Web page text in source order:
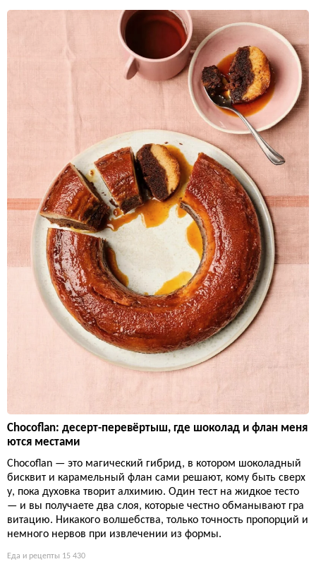
Chocoflan: десерт-перевёртыш, где шоколад и флан меня
ются местами
Chocoflan — это магический гибрид, в котором шоколадный
бисквит и карамельный флан сами решают, кому быть сверх
у, пока духовка творит алхимию. Один тест на жидкое тесто
— и вы получаете два слоя, которые честно обманывают гра
витацию. Никакого волшебства, только точность пропорций и
немного нервов при извлечении из формы.
Еда и рецепты 15 430